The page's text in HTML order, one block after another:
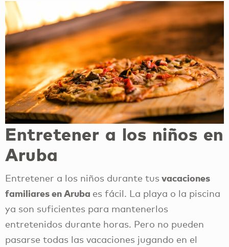
Entretener a los niños en
Aruba
Entretener a los niños durante tus vacaciones
familiares en Aruba es fácil. La playa o la piscina
ya son suficientes para mantenerlos
entretenidos durante horas. Pero no pueden
pasarse todas las vacaciones jugando en el